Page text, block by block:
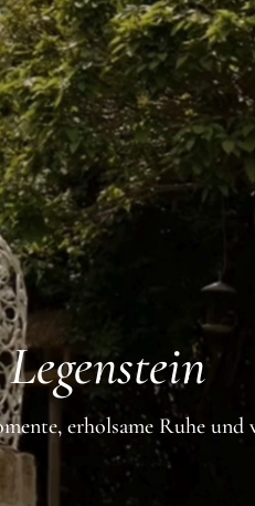
erholsame Ruhe und